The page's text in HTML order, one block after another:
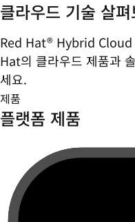
클라우드 기술 살펴
Red Hat® Hybrid Cloud
Hat의 클라우드 제품과
세요.
제품
플랫폼 제품